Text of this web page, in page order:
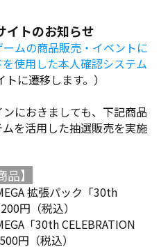
トのお知らせ
ームの商品販売・イベントに
使用した本人確認システム
トに遷移します。）
におきましても、下記商品
を活用した抽選販売を実施
】
拡張パック「30th
円（税込）
「30th CELEBRATION
円（税込）